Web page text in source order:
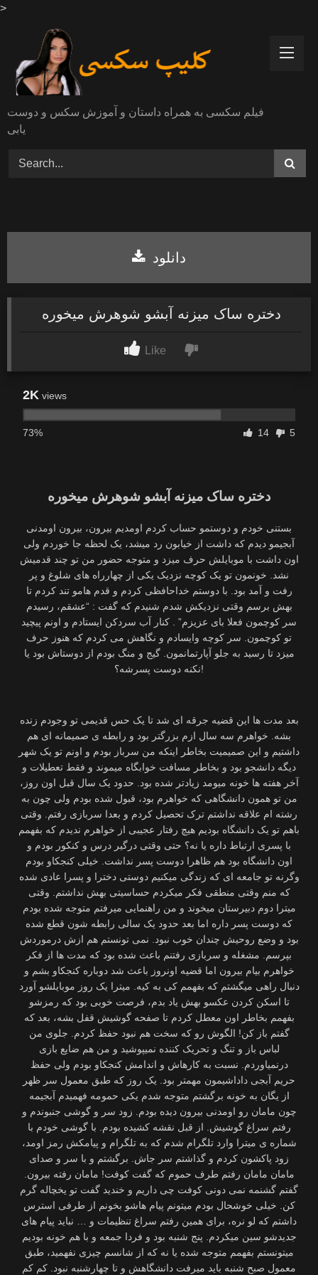
>
content
فیلم سکسی به همراه داستان و آموزش سکس و دوست
یابی
دانلود
دختره ساک میزنه آبشو شوهرش میخوره
Like
2K views
73% 14 5
دختره ساک میزنه آبشو شوهرش میخوره
بستنی خودم و دوستمو حساب کردم اومدیم بیرون، بیرون اومدنی
آبجیمو دیدم که داشت از خیابون رد میشد، یک لحظه جا خوردم ولی
اون داشت با موبایلش حرف میزد و متوجه حضور من تو چند قدمیش
نشد. خونمون تو یک کوچه نزدیک یکی از چهارراه های شلوغ و پر
رفت و آمد بود. با دوستم خداحافظی کردم و قدم هامو تند کردم تا
بهش برسم وقتی نزدیکش شدم شنیدم که گفت : “عشقم، رسیدم
سر کوچمون فعلا بای عزیزم” . کنار آب سردکن ایستادم و اونم پیچید
تو کوچمون. سر کوچه وایسادم و نگاهش می کردم که هنوز حرف
میزد تا رسید به جلو آپارتمانمون. گیج و منگ بودم از دوستاش بود یا
نکنه دوست پسرشه؟!
بعد مدت ها این قضیه جرقه ای شد تا یک حس قدیمی تو وجودم زنده
بشه. خواهرم سه سال ازم بزرگتر بود و رابطه ی صمیمانه ای هم
داشتیم و این صمیمیت بخاطر اینکه من سرباز بودم و اونم تو یک شهر
دیگه دانشجو بود و بخاطر مسافت خوابگاه میموند و فقط تعطیلات و
آخر هفته ها خونه میومد زیادتر شده بود. حدود یک سال قبل اون روز،
من تو همون دانشگاهی که خواهرم بود، قبول شده بودم ولی چون به
رشته ام علاقه نداشتم ترک تحصیل کردم و بعدا سربازی رفتم. وقتی
باهم تو یک دانشگاه بودیم هیچ رفتار عجیبی از خواهرم ندیدم که بفهمم
با پسری ارتباط داره یا نه؟ حتی وقتی درگیر درس و کنکور بودم و
اون دانشگاه بود هم ظاهرا دوست پسر نداشت. خیلی کنجکاو بودم
وگرنه تو جامعه ای که زندگی میکنیم دوستی دخترا و پسرا عادی شده
که منم وقتی منطقی فکر میکردم حساسیتی بهش نداشتم. وقتی
میترا دوم دبیرستان میخوند و من راهنمایی میرفتم متوجه شده بودم
که دوست پسر داره اما بعد حدود یک سالی رابطه شون قطع شده
بود و وضع روحیش چندان خوب نبود. نمی تونستم هم ازش درموردش
بپرسم. مشغله و سربازی رفتنم باعث شده بود که مدت ها از فکر
خواهرم بیام بیرون اما قضیه اونروز باعث شد دوباره کنجکاو بشم و
دنبال راهی میگشتم که بفهمم کی به کیه. میترا یک روز موبایلشو آورد
تا اسکن کردن عکسو بهش یاد بدم، فرصت خوبی بود که رمزشو
بفهمم بخاطر اون معطل کردم تا صفحه گوشیش قفل بشه، بعد که
گفتم باز کن! الگوش رو که سخت هم نبود حفظ کردم. جلوی من
لباس باز و تنگ و تحریک کننده نمیپوشید و من هم ضایع بازی
درنمیاوردم. نسبت به کارهاش و اندامش کنجکاو بودم ولی حفظ
حریم آبجی داداشیمون مهمتر بود. یک روز که طبق معمول سر ظهر
از یگان به خونه برگشتم متوجه شدم یکی حمومه فهمیدم آبجیمه
چون مامان رو اومدنی بیرون دیده بودم. زود سر و گوشی جنبوندم و
رفتم سراغ گوشیش. از قبل نقشه کشیده بودم. با گوشی خودم با
شماره ی میترا وارد تلگرام شدم که به تلگرام و پیامکش رمز اومد،
زود پاکشون کردم و گذاشتم سر جاش. برگشتم و با سر و صدای
مامان مامان رفتم طرف حموم که گفت کوفت! مامان رفته بیرون.
گفتم گشنمه نمی دونی کوفت چی داریم و خندید گفت تو یخچاله گرم
کن. خیلی خوشحال بودم میتونم پیام هاشو بخونم از طرفی استرس
داشتم که لو نره، برای همین رفتم سراغ تنظیمات و … نباید پیام های
جدیدشو سین میکردم. پنج شنبه بود و فردا جمعه و با هم خونه بودیم
میتونستم بفهمم متوجه شده یا نه که از شانسم چیزی نفهمید، طبق
معمول صبح شنبه باید میرفت دانشگاهش و تا چهارشنبه نبود. کم کم